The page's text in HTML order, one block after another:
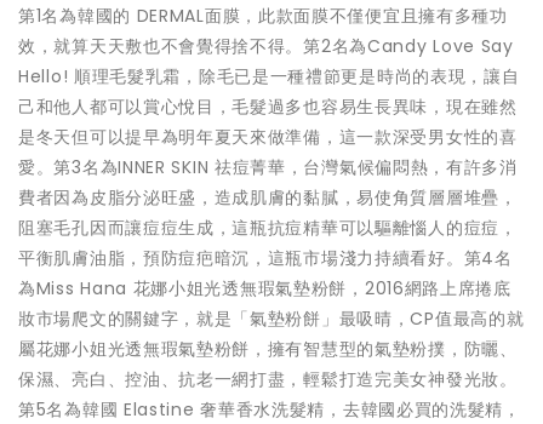
第1名為韓國的 DERMAL面膜， 此款面膜不僅便宜且擁有多種功
效，就算天天敷也不會覺得捨不得。第2名為Candy Love Say
Hello! 順理毛髮乳霜 ，除毛已是一種禮節更是時尚的表現，讓自
己和他人都可以賞心悅目，毛髮過多也容易生長異味，現在雖然
是冬天但可以提早為明年夏天來做準備，這一款深受男女性的喜
愛。第3名為INNER SKIN 祛痘菁華 ，台灣氣候偏悶熱，有許多消
費者因為皮脂分泌旺盛，造成肌膚的黏膩，易使角質層層堆疊，
阻塞毛孔因而讓痘痘生成，這瓶抗痘精華可以驅離惱人的痘痘，
平衡肌膚油脂，預防痘疤暗沉，這瓶市場淺力持續看好。 第4名
為Miss Hana 花娜小姐光透無瑕氣墊粉餅 ，2016網路上席捲底
妝市場爬文的關鍵字，就是「氣墊粉餅」最吸晴，CP值最高的就
屬花娜小姐光透無瑕氣墊粉餅，擁有智慧型的氣墊粉撲，防曬、
保濕、亮白、控油、抗老一網打盡，輕鬆打造完美女神發光妝。
第5名為韓國 Elastine 奢華香水洗髮精 ，去韓國必買的洗髮精，